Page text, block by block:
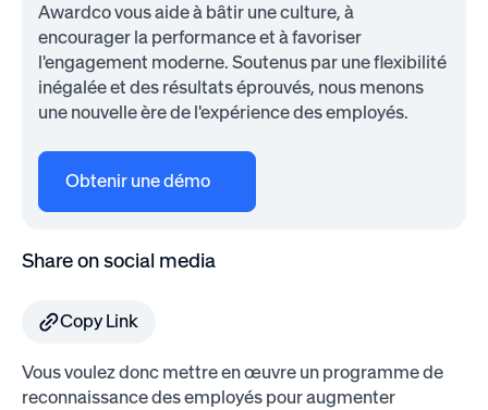
Awardco vous aide à bâtir une culture, à
encourager la performance et à favoriser
l'engagement moderne. Soutenus par une flexibilité
inégalée et des résultats éprouvés, nous menons
une nouvelle ère de l'expérience des employés.
Obtenir une démo
Share on social media
Copy Link
Vous voulez donc mettre en œuvre un programme de
reconnaissance des employés pour augmenter